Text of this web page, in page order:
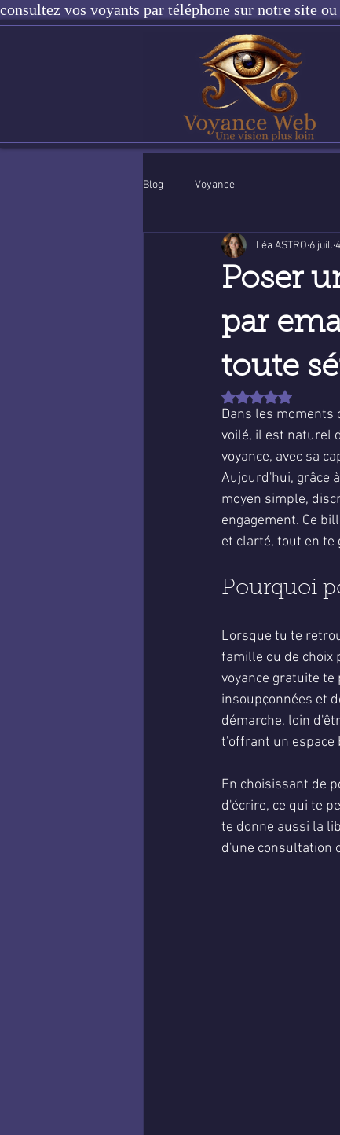
consultez vos voyants par téléphone sur notre site
Blog Voyance
Poser
par
toute
Léa ASTRO 6 juil.
Noté NaN étoiles
Dans les
voilé, il est naturel
voyance, avec sa
Aujourd'hui, grâce
moyen simple,
engagement. Ce
et clarté, tout en te
Pourquoi
Lorsque tu te
famille ou de choix
voyance gratuite
insoupçonnées et
démarche, loin
t'offrant un espace
En choisissant de
d'écrire, ce qui te
te donne aussi la
d'une consultation